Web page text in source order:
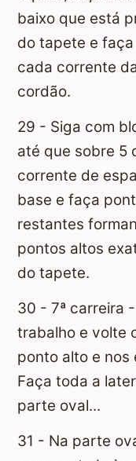
baixo que está
do tapete e
cada corrente
cordão.
29 - Siga com
até que sobre 5
corrente de
base e faça
restantes
pontos altos
do tapete.
30 - 7ª carreira
trabalho e volte
ponto alto e nos
Faça toda a
parte oval...
31 - Na parte